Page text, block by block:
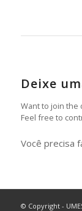
Deixe
Want to join the
Feel free to
Você precisa
© Copyright -